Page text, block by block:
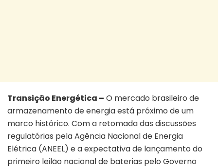
Transição Energética – O mercado brasileiro de
armazenamento de energia está próximo de um
marco histórico. Com a retomada das discussões
regulatórias pela Agência Nacional de Energia
Elétrica (ANEEL) e a expectativa de lançamento do
primeiro leilão nacional de baterias pelo Governo